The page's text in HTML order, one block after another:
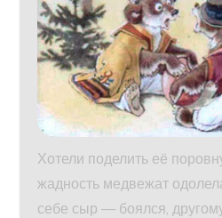
Хотели поделить её
жадность медвежат
себе сыр — боялся,